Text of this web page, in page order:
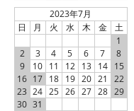
2023年7月
日
月 火 水 木 金
土
1
2
3 4 5 6 7
8
9
10 11 12 13 14 15
16 17 18 19 20 21
22
23 24 25 26 27 28 29
30 31